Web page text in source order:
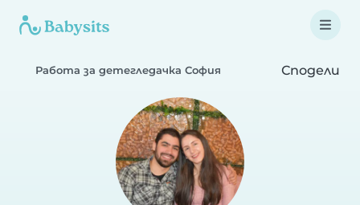
Работа за детегледачка София Сподели